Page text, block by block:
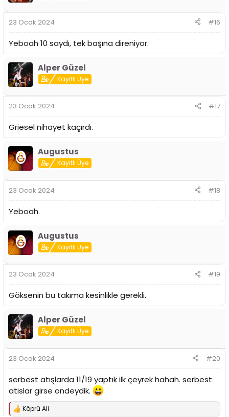
23 Ocak 2024 #16
Yeboah 10 saydı, tek başına direniyor.
Alper Güzel
Kayıtlı Üye
23 Ocak 2024 #17
Griesel nihayet kaçırdı.
Augustus
Kayıtlı Üye
23 Ocak 2024 #18
Yeboah.
Augustus
Kayıtlı Üye
23 Ocak 2024 #19
Göksenin bu takıma kesinlikle gerekli.
Alper Güzel
Kayıtlı Üye
23 Ocak 2024 #20
serbest atışlarda 11/19 yaptık ilk çeyrek hahah. serbest
atislar girse ondeydik.
T
Köprü Ali